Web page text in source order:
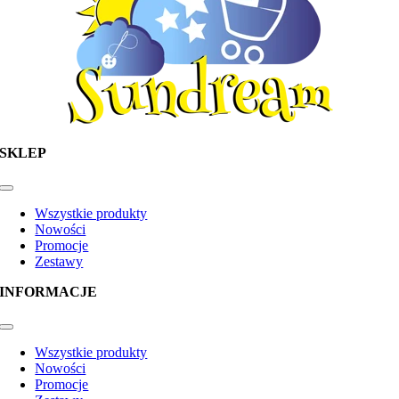
SKLEP
Toggle
NavigationWszystkie produkty
Nowości
Promocje
Zestawy
INFORMACJE
Toggle
NavigationWszystkie produkty
Nowości
Promocje